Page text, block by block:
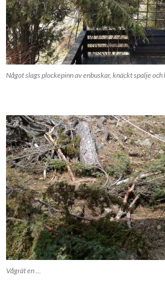
Något slags plockepinn av enbuskar, knäckt spalje
Vågrät en …